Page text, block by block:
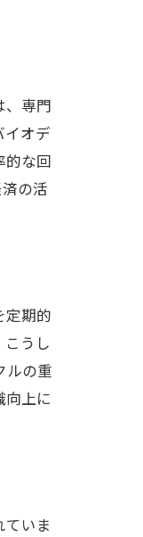
、専門
オデ
的な回
の活
定期的
うし
ルの重
上に
いま